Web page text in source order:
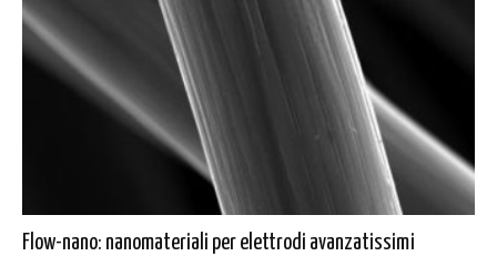
Flow-nano: nanomateriali per elettrodi avanzatissimi